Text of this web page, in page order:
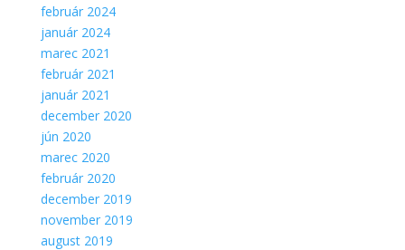
február 2024
január 2024
marec 2021
február 2021
január 2021
december 2020
jún 2020
marec 2020
február 2020
december 2019
november 2019
august 2019